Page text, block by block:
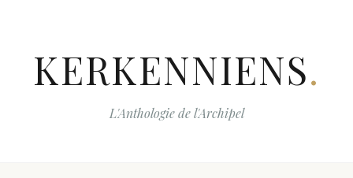
KERKENNIENS.
L'Anthologie de l'Archipel